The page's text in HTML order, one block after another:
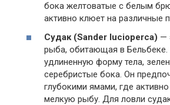
бока желтоватые с белым
активно клюет на различные
Судак (Sander lucioperca) —
рыба, обитающая в Бельбеке.
удлиненную форму тела,
серебристые бока. Он
глубокими ямами, где
мелкую рыбу. Для ловли